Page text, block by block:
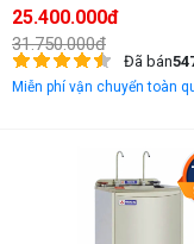
25.400.000đ
31.750.000đ
Đã bán
Miễn phí vận chuyển toàn